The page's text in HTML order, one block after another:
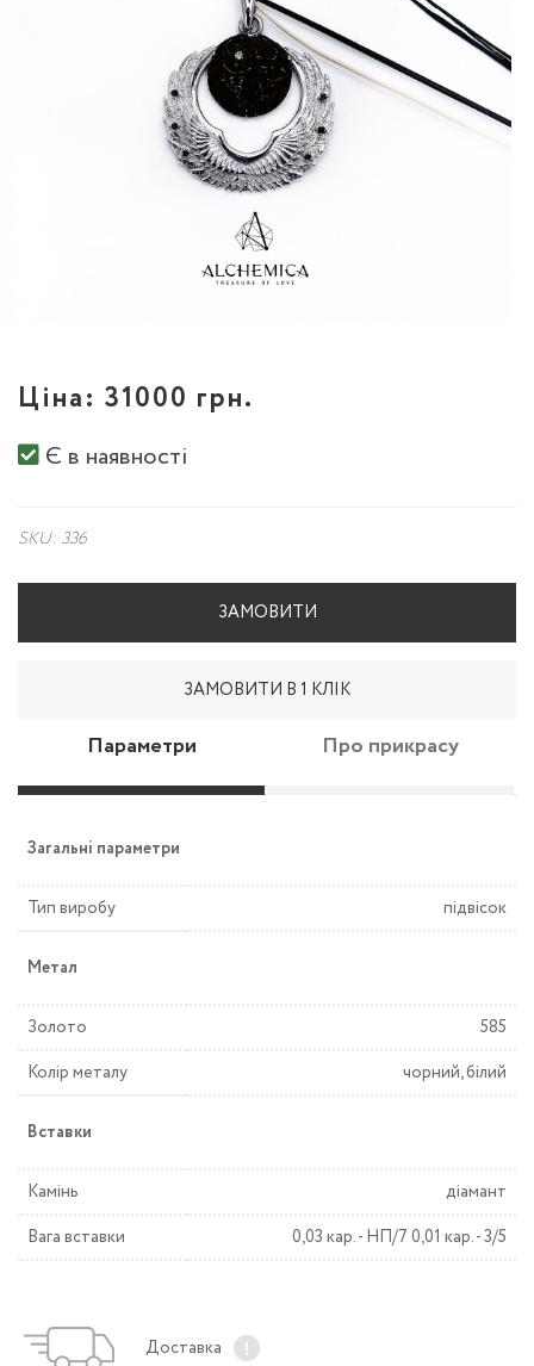
Ціна: 31000 грн.
Є в наявності
SKU: 336
ЗАМОВИТИ
ЗАМОВИТИ В 1 КЛІК
Параметри Про прикрасу
Загальні параметри
Тип виробу підвісок
Метал
Золото
585
Колір металу
чорний, білий
Вставки
Камінь
діамант
Вага вставки
0,03 кар. - НП/7 0,01 кар. - 3/5
Доставка